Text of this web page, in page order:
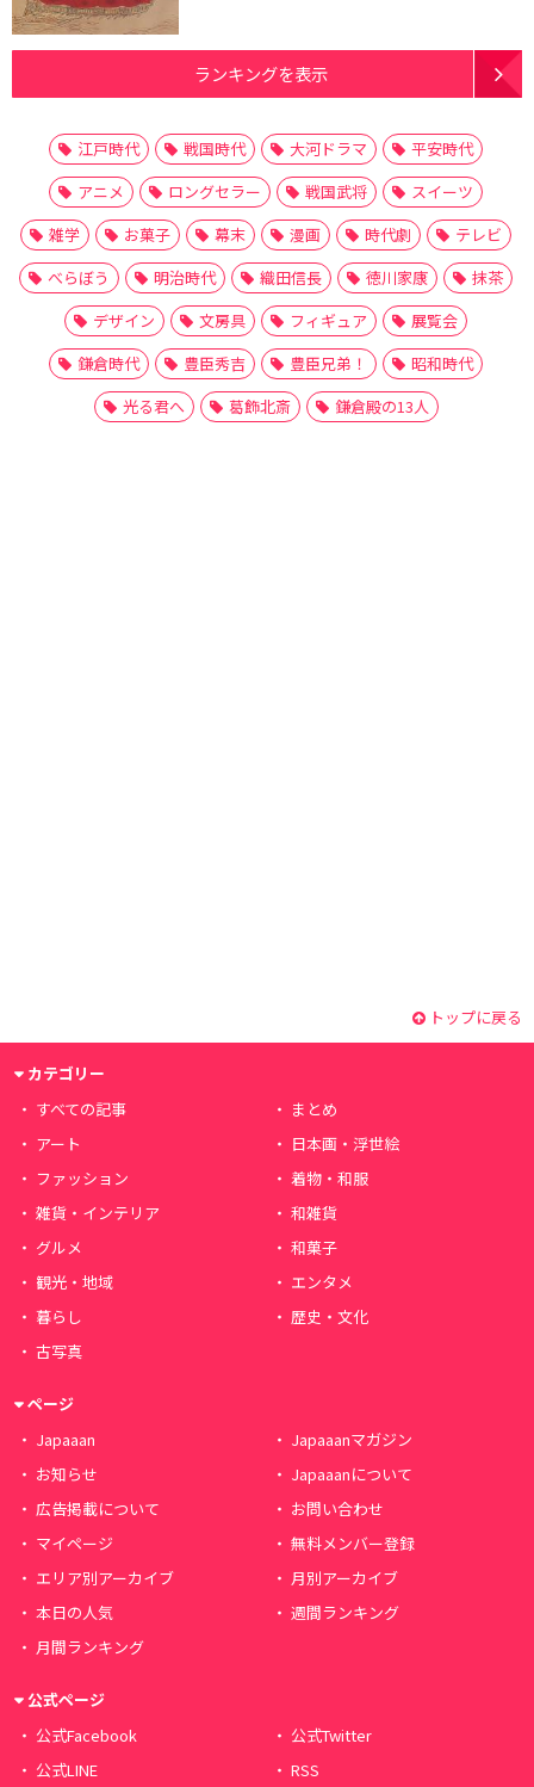
ランキングを表示
江戸時代 戦国時代 大河ドラマ
平安時代
アニメ
ロングセラー 戦国武将
スイーツ
雑学
お菓子 幕末 漫画 時代劇
テレビ
べらぼう
明治時代 織田信長 徳川家康
抹茶
デザイン
文房具 フィギュア
展覧会
鎌倉時代
豊臣秀吉 豊臣兄弟！
昭和時代
光る君へ
葛飾北斎 鎌倉殿の13人
トップに戻る
カテゴリー
すべての記事
まとめ
アート
日本画・浮世絵
ファッション
着物・和服
雑貨・インテリア
和雑貨
グルメ
和菓子
観光・地域
エンタメ
暮らし
歴史・文化
古写真
ページ
Japaaan
Japaaanマガジン
お知らせ
Japaaanについて
広告掲載について
お問い合わせ
マイページ
無料メンバー登録
エリア別アーカイブ
月別アーカイブ
本日の人気
週間ランキング
月間ランキング
公式ページ
公式Facebook
公式Twitter
公式LINE
RSS